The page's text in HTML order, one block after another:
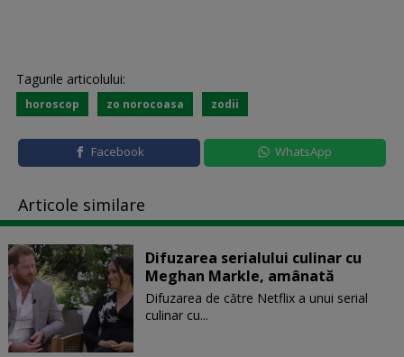
Tagurile articolului:
horoscop zo norocoasa zodii
Facebook WhatsApp
Articole similare
Difuzarea serialului culinar cu
Meghan Markle, amânată
Difuzarea de către Netflix a unui serial
culinar cu...